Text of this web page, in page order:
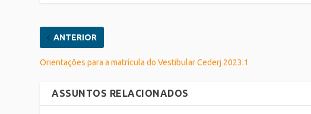
ANTERIOR
Orientações para a matrícula do Vestibular Cederj 2023.1
ASSUNTOS RELACIONADOS